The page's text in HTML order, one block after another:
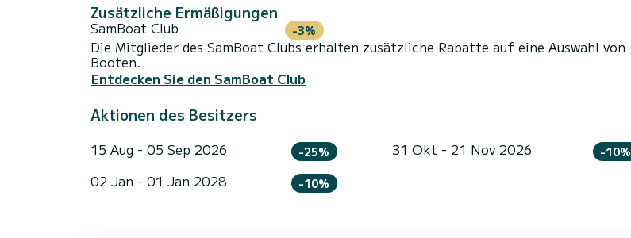
Zusätzliche Ermäßigungen
SamBoat Club -3%
Die Mitglieder des SamBoat Clubs erhalten zusätzliche Rabatte auf eine Auswahl von
Booten.
Entdecken Sie den SamBoat Club
Aktionen des Besitzers
15 Aug - 05 Sep 2026 -25% 31 Okt - 21 Nov 2026 -10%
02 Jan - 01 Jan 2028 -10%